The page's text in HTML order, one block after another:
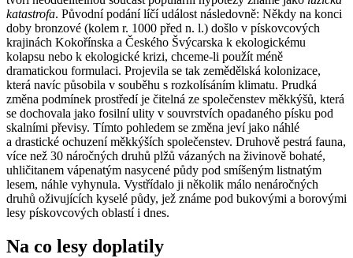
katastrofa. Původní podání líčí událost následovně: Někdy na konci
doby bronzové (kolem r. 1000 před n. l.) došlo v pískovcových
krajinách Kokořínska a Českého Švýcarska k ekologickému
kolapsu nebo k ekologické krizi, chceme-li použít méně
dramatickou formulaci. Projevila se tak zemědělská kolonizace,
která navíc působila v souběhu s rozkolísáním klimatu. Prudká
změna podmínek prostředí je čitelná ze společenstev měkkýšů, která
se dochovala jako fosilní ulity v souvrstvích opadaného písku pod
skalními převisy. Tímto pohledem se změna jeví jako náhlé
a drastické ochuzení měkkýších společenstev. Druhově pestrá fauna,
více než 30 náročných druhů plžů vázaných na živinově bohaté,
uhličitanem vápenatým nasycené půdy pod smíšeným listnatým
lesem, náhle vyhynula. Vystřídalo ji několik málo nenáročných
druhů oživujících kyselé půdy, jež známe pod bukovými a borovými
lesy pískovcových oblastí i dnes.
Na co lesy doplatily